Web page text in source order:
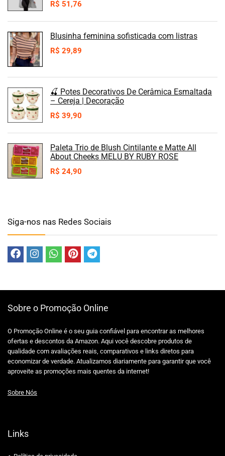
R$ 51,76
Blusinha feminina sofisticada com listras
R$ 29,89
🍒 Potes Decorativos De Cerâmica Esmaltada
– Cereja | Decoração
R$ 39,90
Paleta Trio de Blush Cintilante e Matte All
About Cheeks MELU BY RUBY ROSE
R$ 24,90
Siga-nos nas Redes Sociais
Sobre o Promoção Online
O Promoção Online é o seu guia confiável para encontrar as melhores
ofertas e descontos da Amazon. Aqui você descobre produtos de
qualidade com avaliações reais, comparativos e links diretos para
economizar de verdade. Atualizamos diariamente para garantir que você
aproveite as promoções mais quentes da internet!
Sobre Nós
Links